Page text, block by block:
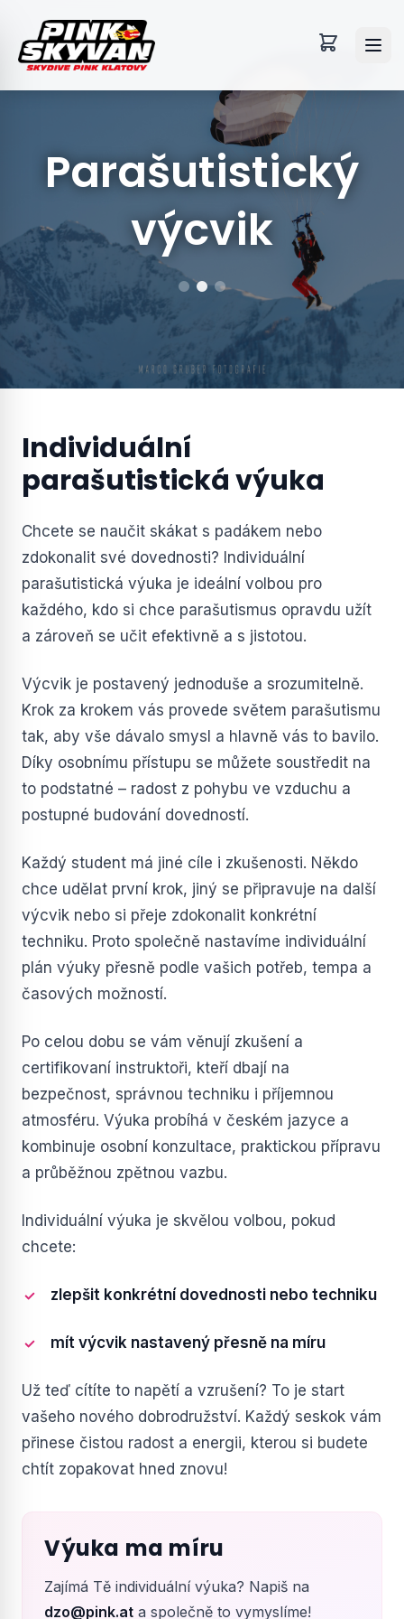
Parašutistický
výcvik
Individuální
parašutistická výuka
Chcete se naučit skákat s padákem nebo
zdokonalit své dovednosti? Individuální
parašutistická výuka je ideální volbou pro
každého, kdo si chce parašutismus opravdu užít
a zároveň se učit efektivně a s jistotou.
Výcvik je postavený jednoduše a srozumitelně.
Krok za krokem vás provede světem parašutismu
tak, aby vše dávalo smysl a hlavně vás to bavilo.
Díky osobnímu přístupu se můžete soustředit na
to podstatné – radost z pohybu ve vzduchu a
postupné budování dovedností.
Každý student má jiné cíle i zkušenosti. Někdo
chce udělat první krok, jiný se připravuje na další
výcvik nebo si přeje zdokonalit konkrétní
techniku. Proto společně nastavíme individuální
plán výuky přesně podle vašich potřeb, tempa a
časových možností.
Po celou dobu se vám věnují zkušení a
certifikovaní instruktoři, kteří dbají na
bezpečnost, správnou techniku i příjemnou
atmosféru. Výuka probíhá v českém jazyce a
kombinuje osobní konzultace, praktickou přípravu
a průběžnou zpětnou vazbu.
Individuální výuka je skvělou volbou, pokud
chcete:
zlepšit konkrétní dovednosti nebo techniku
mít výcvik nastavený přesně na míru
Už teď cítíte to napětí a vzrušení? To je start
vašeho nového dobrodružství. Každý seskok vám
přinese čistou radost a energii, kterou si budete
chtít zopakovat hned znovu!
Výuka ma míru
Zajímá Tě individuální výuka? Napiš na
dzo@pink.at a společně to vymyslíme!